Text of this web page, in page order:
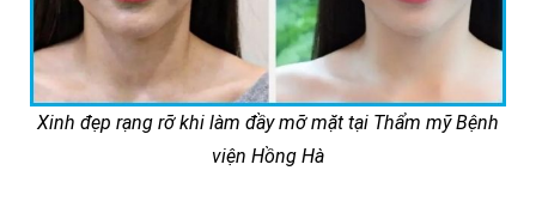
Xinh đẹp rạng rỡ khi làm đầy mỡ mặt tại Thẩm mỹ Bệnh
viện Hồng Hà